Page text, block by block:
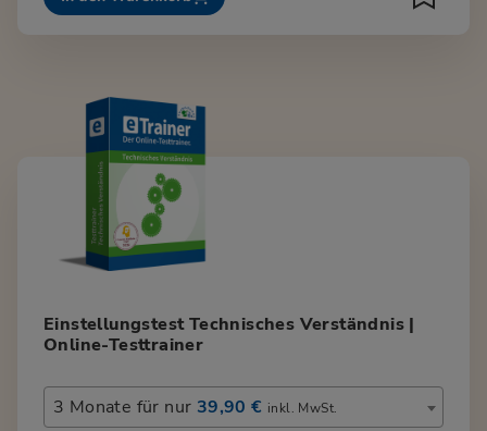
Einstellungstest Technisches Verständnis |
Online-Testtrainer
3 Monate für nur 39,90 € inkl. MwSt.